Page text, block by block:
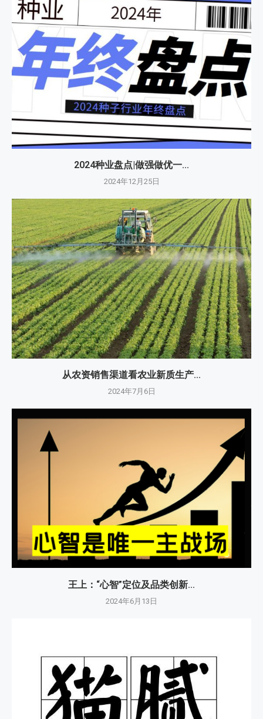
2024种业盘点|做强做优一...
2024年12月25日
从农资销售渠道看农业新质生产...
2024年7月6日
王上：“心智”定位及品类创新...
2024年6月13日